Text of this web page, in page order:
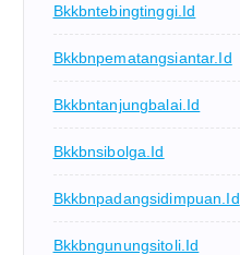
Bkkbntebingtinggi.id
Bkkbnpematangsiantar.id
Bkkbntanjungbalai.id
Bkkbnsibolga.id
Bkkbnpadangsidimpuan.id
Bkkbngunungsitoli.id